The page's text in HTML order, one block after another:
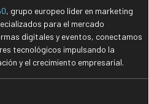
, grupo europeo líder en marketing
para el mercado
digitales y eventos, conectamos
tecnológicos impulsando la
y el crecimiento empresarial.